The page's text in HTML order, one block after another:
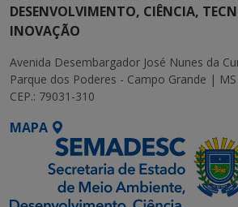
DESENVOLVIMENTO, CIÊNCIA,
INOVAÇÃO
Avenida Desembargador José Nunes da
Parque dos Poderes - Campo Grande | MS
CEP.: 79031-310
MAPA